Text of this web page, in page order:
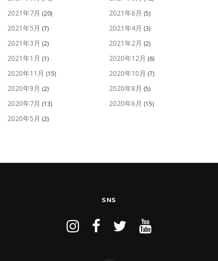
2021年7月 (20) 2021年6月 (5)
2021年5月 (7) 2021年4月 (3)
2021年3月 (2) 2021年2月 (2)
2021年1月 (1) 2020年12月 (6)
2020年11月 (15) 2020年10月 (7)
2020年9月 (2) 2020年8月 (5)
2020年7月 (13) 2020年6月 (15)
2020年5月 (2)
SNS